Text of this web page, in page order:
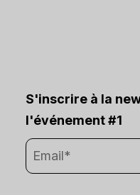
S'inscrire à la
l'événement #1